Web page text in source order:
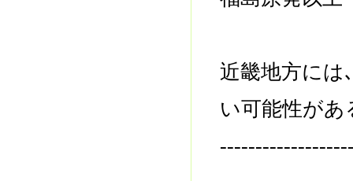
近畿地方に
い可能性があ